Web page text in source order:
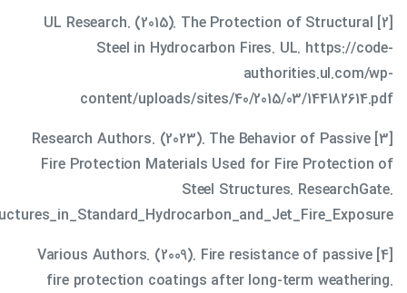
[2] UL Research. (2015). The Protection of Structural
Steel in Hydrocarbon Fires. UL. https://code-
authorities.ul.com/wp-
content/uploads/sites/40/2015/03/144182614.pdf
[3] Research Authors. (2023). The Behavior of Passive
Fire Protection Materials Used for Fire Protection of
Steel Structures. ResearchGate.
[4] Various Authors. (2009). Fire resistance of passive
fire protection coatings after long-term weathering.